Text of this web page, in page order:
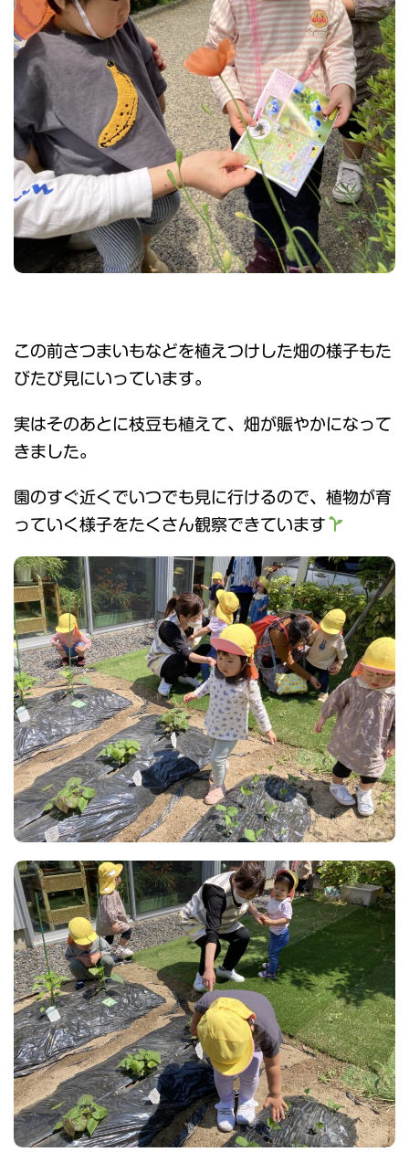
この前さつまいもなどを植えつけした畑の様子もた
びたび見にいっています。
実はそのあとに枝豆も植えて、畑が賑やかになって
きました。
園のすぐ近くでいつでも見に行けるので、植物が育
っていく様子をたくさん観察できています